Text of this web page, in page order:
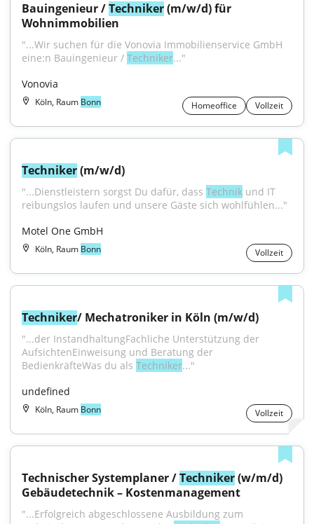
Bauingenieur / Techniker (m/w/d) für
Wohnimmobilien
"...Wir suchen für die Vonovia Immobilienservice GmbH
eine:n Bauingenieur / Techniker..."
Vonovia
Köln, Raum Bonn Homeoffice Vollzeit
Techniker (m/w/d)
"...Dienstleistern sorgst Du dafür, dass Technik und IT
reibungslos laufen und unsere Gäste sich wohlfühlen..."
Motel One GmbH
Köln, Raum Bonn Vollzeit
Techniker/ Mechatroniker in Köln (m/w/d)
"...der InstandhaltungFachliche Unterstützung der
AufsichtenEinweisung und Beratung der
BedienkräfteWas du als Techniker..."
undefined
Köln, Raum Bonn Vollzeit
Technischer Systemplaner / Techniker (w/m/d)
Gebäudetechnik – Kostenmanagement
"...Erfolgreich abgeschlossene Ausbildung zum